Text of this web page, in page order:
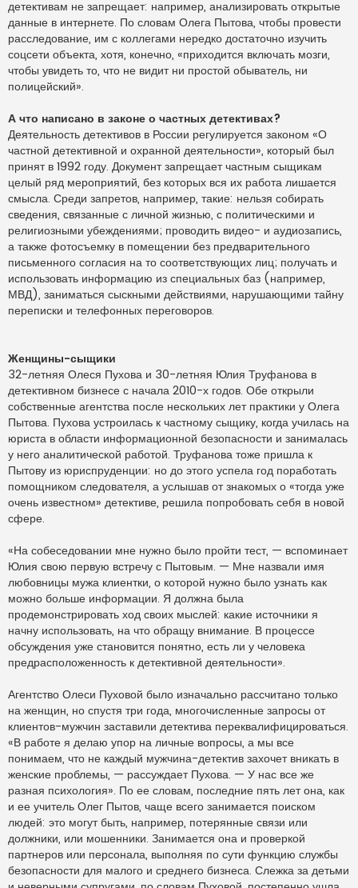
детективам не запрещает: например, анализировать открытые
данные в интернете. По словам Олега Пытова, чтобы провести
расследование, им с коллегами нередко достаточно изучить
соцсети объекта, хотя, конечно, «приходится включать мозги,
чтобы увидеть то, что не видит ни простой обыватель, ни
полицейский».
А что написано в законе о частных детективах?
Деятельность детективов в России регулируется законом «О
частной детективной и охранной деятельности», который был
принят в 1992 году. Документ запрещает частным сыщикам
целый ряд мероприятий, без которых вся их работа лишается
смысла. Среди запретов, например, такие: нельзя собирать
сведения, связанные с личной жизнью, с политическими и
религиозными убеждениями; проводить видео- и аудиозапись,
а также фотосъемку в помещении без предварительного
письменного согласия на то соответствующих лиц; получать и
использовать информацию из специальных баз (например,
МВД), заниматься сыскными действиями, нарушающими тайну
переписки и телефонных переговоров.
Женщины-сыщики
32-летняя Олеся Пухова и 30-летняя Юлия Труфанова в
детективном бизнесе с начала 2010-х годов. Обе открыли
собственные агентства после нескольких лет практики у Олега
Пытова. Пухова устроилась к частному сыщику, когда училась на
юриста в области информационной безопасности и занималась
у него аналитической работой. Труфанова тоже пришла к
Пытову из юриспруденции: но до этого успела год поработать
помощником следователя, а услышав от знакомых о «тогда уже
очень известном» детективе, решила попробовать себя в новой
сфере.
«На собеседовании мне нужно было пройти тест, — вспоминает
Юлия свою первую встречу с Пытовым. — Мне назвали имя
любовницы мужа клиентки, о которой нужно было узнать как
можно больше информации. Я должна была
продемонстрировать ход своих мыслей: какие источники я
начну использовать, на что обращу внимание. В процессе
обсуждения уже становится понятно, есть ли у человека
предрасположенность к детективной деятельности».
Агентство Олеси Пуховой было изначально рассчитано только
на женщин, но спустя три года, многочисленные запросы от
клиентов-мужчин заставили детектива переквалифицироваться.
«В работе я делаю упор на личные вопросы, а мы все
понимаем, что не каждый мужчина-детектив захочет вникать в
женские проблемы, — рассуждает Пухова. — У нас все же
разная психология». По ее словам, последние пять лет она, как
и ее учитель Олег Пытов, чаще всего занимается поиском
людей: это могут быть, например, потерянные связи или
должники, или мошенники. Занимается она и проверкой
партнеров или персонала, выполняя по сути функцию службы
безопасности для малого и среднего бизнеса. Слежка за детьми